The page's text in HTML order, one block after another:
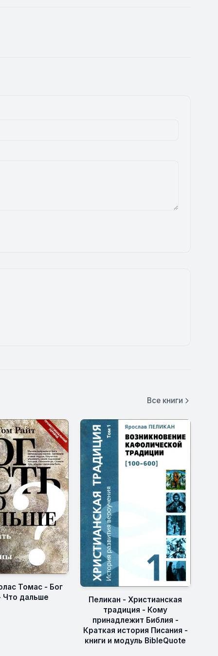
Все книги
Томас - Бог
Что дальше
Пеликан - Христианская
традиция - Кому
принадлежит Библия -
Краткая история Писания -
книги и модуль BibleQuote